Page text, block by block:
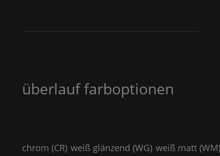
überlauf farboptionen
chrom (CR) weiß glänzend (WG) weiß matt (WM